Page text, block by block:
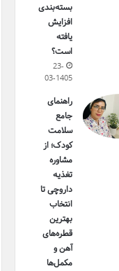
بسته‌بندی
افزایش
یافته
است؟
23-
03-1405
راهنمای
جامع
سلامت
کودک؛ از
مشاوره
تغذیه
داروچی تا
انتخاب
بهترین
قطره‌های
آهن و
مکمل‌ها